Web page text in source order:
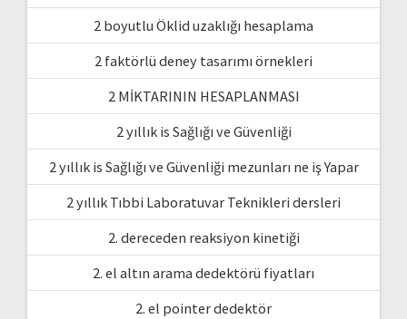
2 boyutlu Öklid uzaklığı hesaplama
2 faktörlü deney tasarımı örnekleri
2 MİKTARININ HESAPLANMASI
2 yıllık is Sağlığı ve Güvenliği
2 yıllık is Sağlığı ve Güvenliği mezunları ne iş Yapar
2 yıllık Tıbbi Laboratuvar Teknikleri dersleri
2. dereceden reaksiyon kinetiği
2. el altın arama dedektörü fiyatları
2. el pointer dedektör